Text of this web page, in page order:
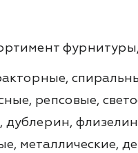
репсовые,
дублерин,
металлические,